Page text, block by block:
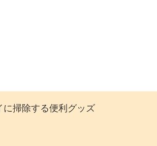
掃除する便利グッズ